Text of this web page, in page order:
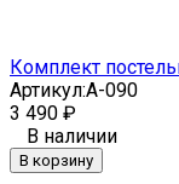
Комплект
Артикул:A-090
3 490 ₽
В наличии
В корзину